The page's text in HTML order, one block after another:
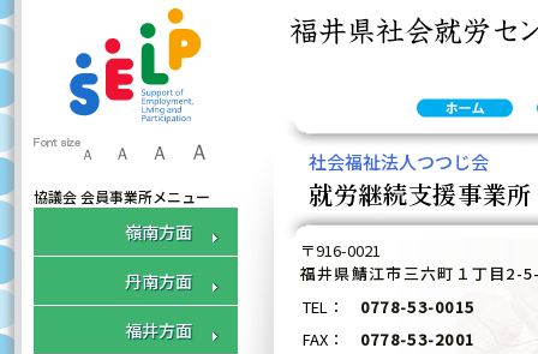
ふくいセルプ協 会員施設のご案内 : 千草の家
ふ
く
い
セ
ル
プ
事
局
Ａ Ａ Ａ Ａ
協議会 会員事業所メニュー
嶺南方面
丹南方面
福井方面
社会福祉法人つつじ会
就労継続支援事業
「就労継続支援事業所 千草の家」
は、福井県社会就労センター協議会
に加盟しております。
〒916-0021
福井県鯖江市三六町１丁目2-
TEL：
0778-53-0015
FAX：
0778-53-2001